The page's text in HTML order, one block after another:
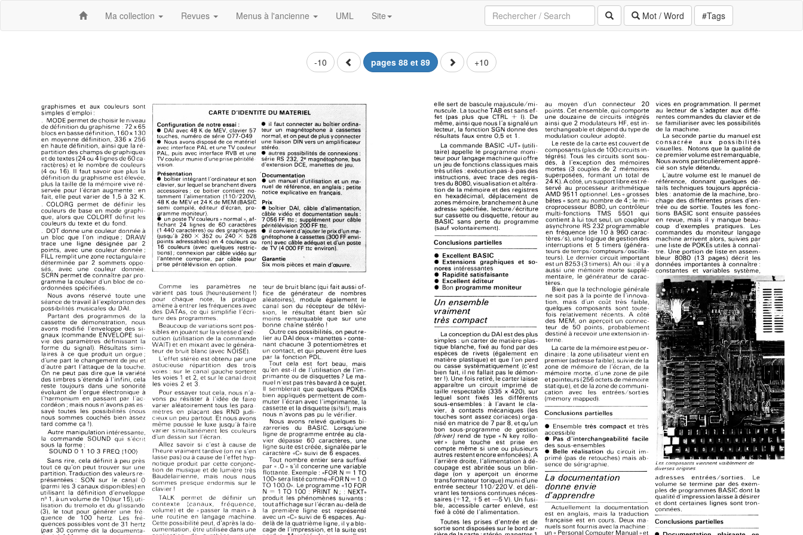
Ma collection Revues Menus à l'ancienne UML Site Mot / Word #Tags
-10 pages 88 et 89 +10